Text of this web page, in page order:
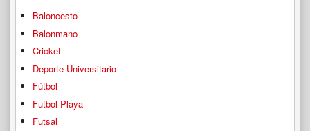
Baloncesto
Balonmano
Cricket
Deporte Universitario
Fútbol
Futbol Playa
Futsal